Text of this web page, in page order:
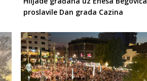
proslavile Dan grada Cazina